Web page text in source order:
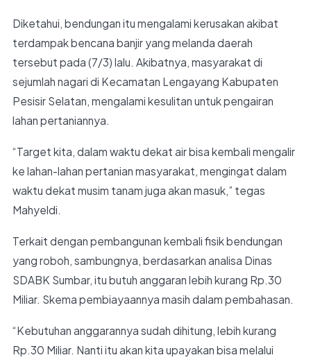
Diketahui, bendungan itu mengalami kerusakan akibat
terdampak bencana banjir yang melanda daerah
tersebut pada (7/3) lalu. Akibatnya, masyarakat di
sejumlah nagari di Kecamatan Lengayang Kabupaten
Pesisir Selatan, mengalami kesulitan untuk pengairan
lahan pertaniannya.
“Target kita, dalam waktu dekat air bisa kembali mengalir
ke lahan-lahan pertanian masyarakat, mengingat dalam
waktu dekat musim tanam juga akan masuk,” tegas
Mahyeldi.
Terkait dengan pembangunan kembali fisik bendungan
yang roboh, sambungnya, berdasarkan analisa Dinas
SDABK Sumbar, itu butuh anggaran lebih kurang Rp.30
Miliar. Skema pembiayaannya masih dalam pembahasan.
“Kebutuhan anggarannya sudah dihitung, lebih kurang
Rp.30 Miliar. Nanti itu akan kita upayakan bisa melalui